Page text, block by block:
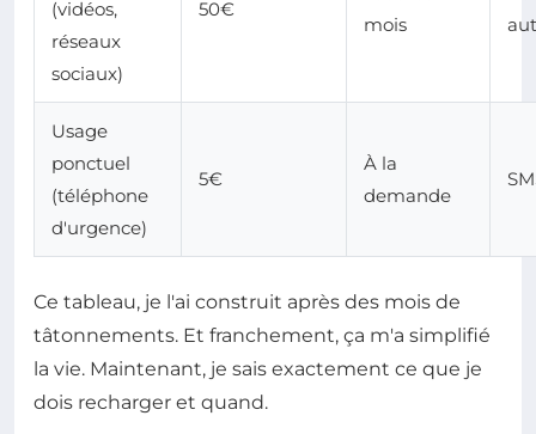
(vidéos,
réseaux
sociaux)
50€
mois
Usage
ponctuel
(téléphone
d'urgence)
5€
À la
demande
Ce tableau, je l'ai construit après des mois de
tâtonnements. Et franchement, ça m'a simplifié
la vie. Maintenant, je sais exactement ce que je
dois recharger et quand.